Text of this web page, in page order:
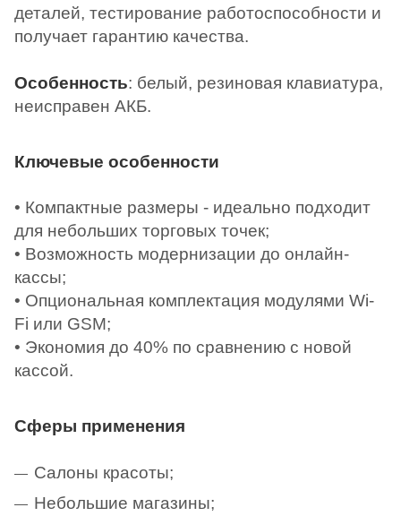
деталей, тестирование работоспособности и
получает гарантию качества.
Особенность: белый, резиновая клавиатура,
неисправен АКБ.
Ключевые особенности
• Компактные размеры - идеально подходит
для небольших торговых точек;
• Возможность модернизации до онлайн-
кассы;
• Опциональная комплектация модулями Wi-
Fi или GSM;
• Экономия до 40% по сравнению с новой
кассой.
Сферы применения
Салоны красоты;
Небольшие магазины;